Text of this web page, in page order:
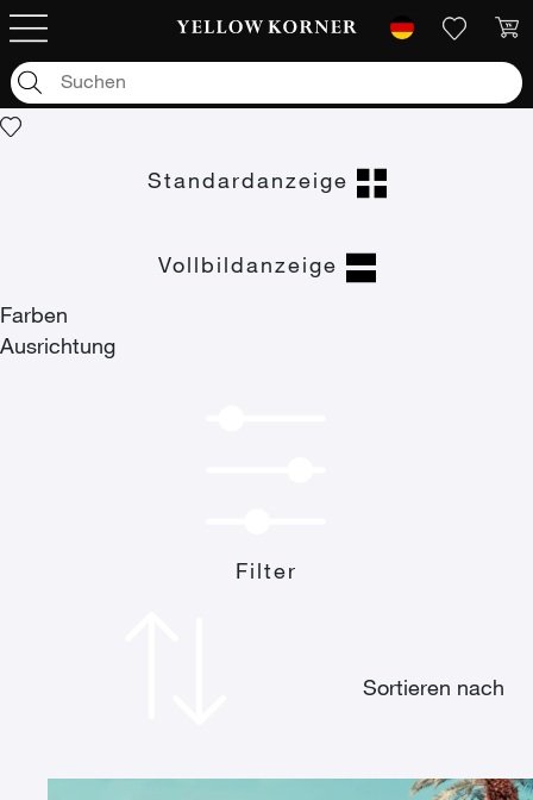
Kunstfotografien /Glamorous California
Glamorous California
Standardanzeige
Vollbildanzeige
Farben
Ausrichtung
Filter
Sortieren nach